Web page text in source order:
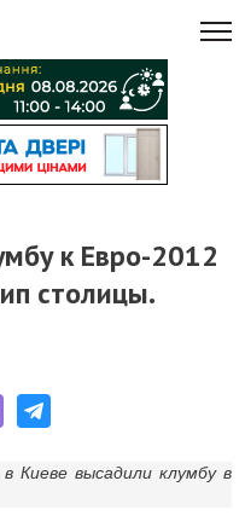
к Евро-2012
столицы.
Киеве высадили клумбу в